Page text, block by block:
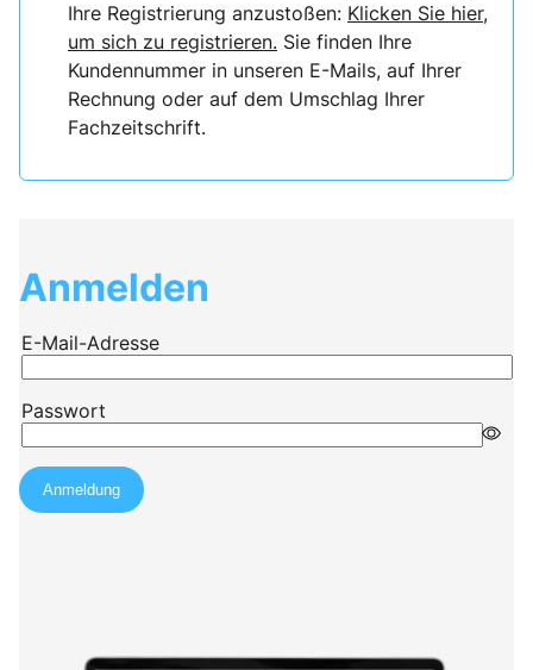
Ihre Registrierung anzustoßen: Klicken Sie hier,
um sich zu registrieren. Sie finden Ihre
Kundennummer in unseren E-Mails, auf Ihrer
Rechnung oder auf dem Umschlag Ihrer
Fachzeitschrift.
Anmelden